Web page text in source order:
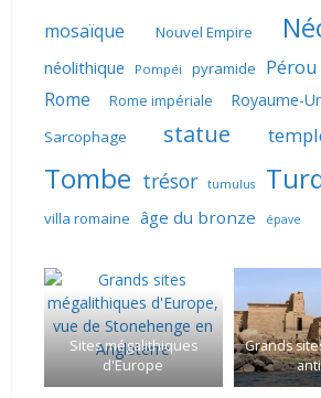
mosaïque Nouvel Empire
néolithique Pompéi pyramide Pérou
Rome Rome impériale Royaume-
Sarcophage statue
Tombe trésor tumulus
villa romaine âge du bronze épave
Sites mégalithiques
d'Europe
Grands